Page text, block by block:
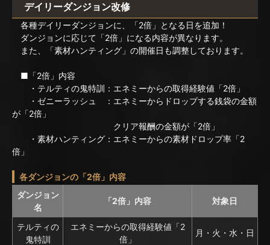
デイリーダンジョン改修
各種デイリーダンジョンに、「2倍」となる日を追加！
ダンジョンに応じて「2倍」になる内容が異なります。
また、「素材ハンティング」の開催日も調整しております。
■「2倍」内容
・テルティの鬼特訓：エネミーからの取得経験値「2倍」
・ゼニーラッシュ ：エネミーからドロップする銭袋の金額
が「2倍」
クリア報酬の金額が「2倍」
・素材ハンティング：エネミーからの素材ドロップ率「2
倍」
各ダンジョンの「2倍」内容
ダンジョン
名
「2倍」内容 対象日
テルティの
鬼特訓
エネミーからの取得経験値「2
倍」
月・火・水・日